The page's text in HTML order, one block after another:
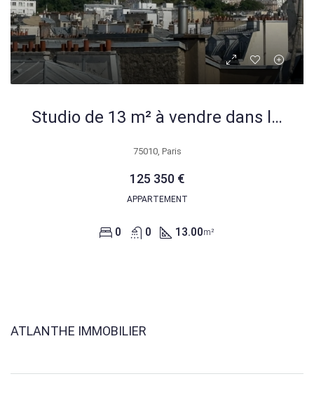
Studio de 13 m² à vendre dans le quartier Saint Vincent de Paul à Paris 10ème
75010, Paris
125 350 €
APPARTEMENT
0 0 13.00m²
ATLANTHE IMMOBILIER